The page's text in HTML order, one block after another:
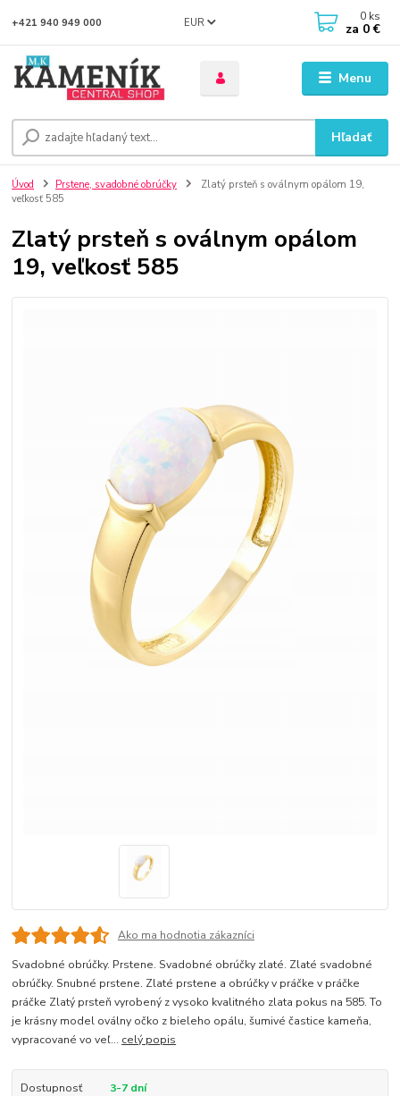
Menu
EUR
Hľadať
+421 940 949 000 0 ks
za 0 €
Úvod Prstene, svadobné obrúčky
Zlatý prsteň s oválnym opálom 19,
veľkosť 585
Zlatý prsteň s oválnym opálom
19, veľkosť 585
Ako ma hodnotia zákazníci
Svadobné obrúčky. Prstene. Svadobné obrúčky zlaté. Zlaté svadobné
obrúčky. Snubné prstene. Zlaté prstene a obrúčky v práčke v práčke
práčke Zlatý prsteň vyrobený z vysoko kvalitného zlata pokus na 585. To
je krásny model oválny očko z bieleho opálu, šumivé častice kameňa,
vypracované vo veľ... celý popis
Dostupnosť 3-7 dní